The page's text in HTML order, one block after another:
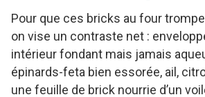
Pour que ces bricks au four
on vise un contraste net :
intérieur fondant mais jamais
épinards-feta bien essorée, ail,
une feuille de brick nourrie d’un